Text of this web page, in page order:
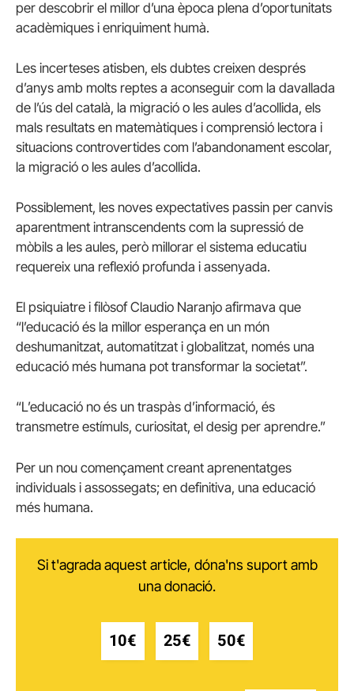
per descobrir el millor d’una època plena d’oportunitats
acadèmiques i enriquiment humà.
Les incerteses atisben, els dubtes creixen després
d’anys amb molts reptes a aconseguir com la davallada
de l’ús del català, la migració o les aules d’acollida, els
mals resultats en matemàtiques i comprensió lectora i
situacions controvertides com l’abandonament escolar,
la migració o les aules d’acollida.
Possiblement, les noves expectatives passin per canvis
aparentment intranscendents com la supressió de
mòbils a les aules, però millorar el sistema educatiu
requereix una reflexió profunda i assenyada.
El psiquiatre i filòsof Claudio Naranjo afirmava que
“l’educació és la millor esperança en un món
deshumanitzat, automatitzat i globalitzat, només una
educació més humana pot transformar la societat”.
“L’educació no és un traspàs d’informació, és
transmetre estímuls, curiositat, el desig per aprendre.”
Per un nou començament creant aprenentatges
individuals i assossegats; en definitiva, una educació
més humana.
Si t'agrada aquest article, dóna'ns suport amb
una donació.
10€ 25€ 50€